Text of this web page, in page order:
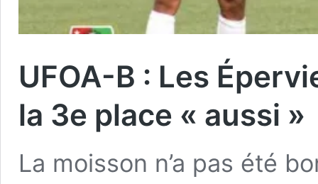
UFOA-B : Les
la 3e place « aussi »
La moisson n’a pas été